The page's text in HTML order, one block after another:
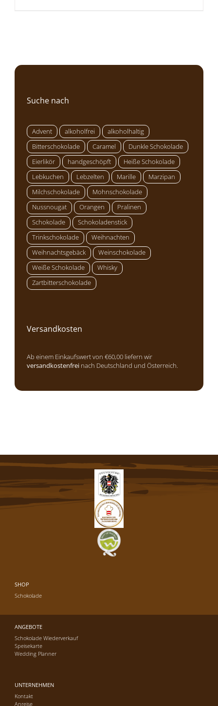
Suche nach
Advent alkoholfrei
alkoholhaltig
Bitterschokolade
Caramel
Dunkle Schokolade
Eierlikör
handgeschöpft
Heiße Schokolade
Lebkuchen
Lebzelten Marille
Marzipan
Milchschokolade
Mohnschokolade
Nussnougat
Orangen
Pralinen
Schokolade
Schokoladenstick
Trinkschokolade
Weihnachten
Weihnachtsgebäck
Weinschokolade
Weiße Schokolade
Whisky
Zartbitterschokolade
Versandkosten
Ab einem Einkaufswert von €60,00 liefern wir
versandkostenfrei nach Deutschland und Österreich.
SHOP
Schokolade
ANGEBOTE
Schokolade Wiederverkauf
Speisekarte
Wedding Planner
UNTERNEHMEN
Kontakt
Anreise